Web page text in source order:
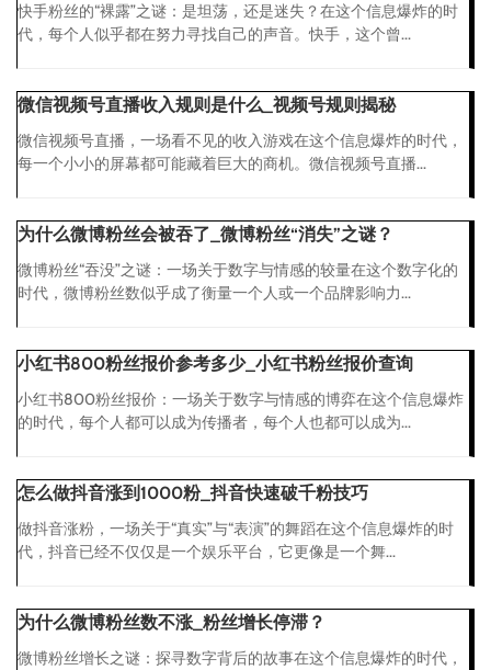
快手粉丝的“裸露”之谜：是坦荡，还是迷失？在这个信息爆炸的时
代，每个人似乎都在努力寻找自己的声音。快手，这个曾...
微信视频号直播收入规则是什么_视频号规则揭秘
微信视频号直播，一场看不见的收入游戏在这个信息爆炸的时代，
每一个小小的屏幕都可能藏着巨大的商机。微信视频号直播...
为什么微博粉丝会被吞了_微博粉丝“消失”之谜？
微博粉丝“吞没”之谜：一场关于数字与情感的较量在这个数字化的
时代，微博粉丝数似乎成了衡量一个人或一个品牌影响力...
小红书800粉丝报价参考多少_小红书粉丝报价查询
小红书800粉丝报价：一场关于数字与情感的博弈在这个信息爆炸
的时代，每个人都可以成为传播者，每个人也都可以成为...
怎么做抖音涨到1000粉_抖音快速破千粉技巧
做抖音涨粉，一场关于“真实”与“表演”的舞蹈在这个信息爆炸的时
代，抖音已经不仅仅是一个娱乐平台，它更像是一个舞...
为什么微博粉丝数不涨_粉丝增长停滞？
微博粉丝增长之谜：探寻数字背后的故事在这个信息爆炸的时代，